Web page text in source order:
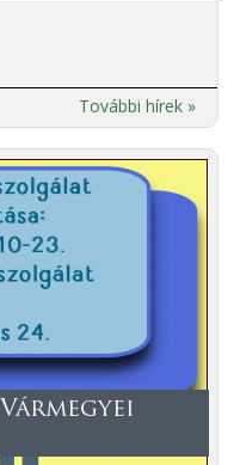
További hírek »